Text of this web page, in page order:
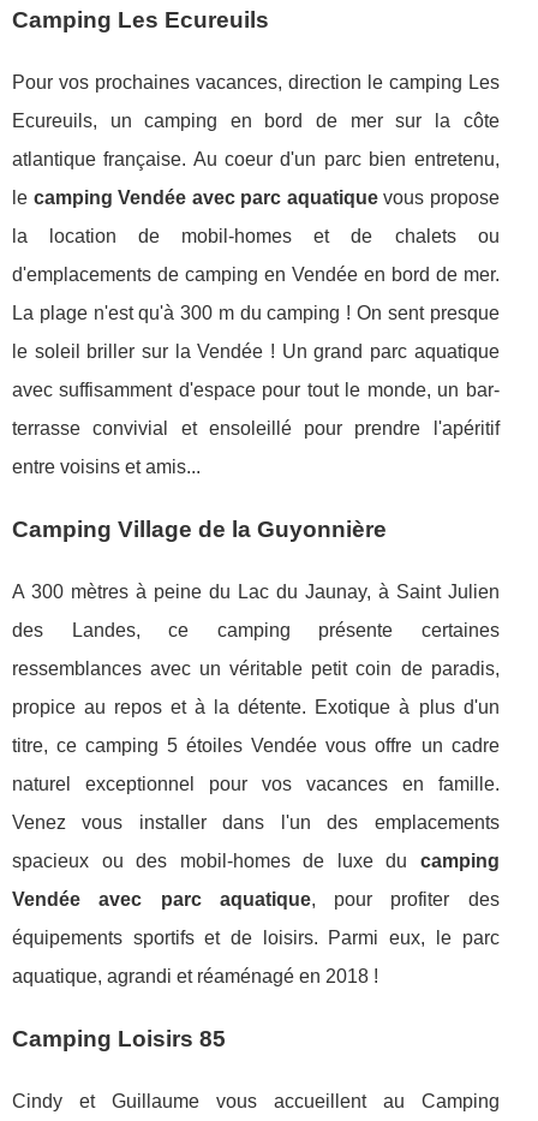
Camping Les Ecureuils
Pour vos prochaines vacances, direction le camping Les
Ecureuils, un camping en bord de mer sur la côte
atlantique française. Au coeur d'un parc bien entretenu,
le camping Vendée avec parc aquatiquevous propose
la location de mobil-homes et de chalets ou
d'emplacements de camping en Vendée en bord de mer.
La plage n'est qu'à 300 m du camping ! On sent presque
le soleil briller sur la Vendée ! Un grand parc aquatique
avec suffisamment d'espace pour tout le monde, un bar-
terrasse convivial et ensoleillé pour prendre l'apéritif
entre voisins et amis...
Camping Village de la Guyonnière
A 300 mètres à peine du Lac du Jaunay, à Saint Julien
des Landes, ce camping présente certaines
ressemblances avec un véritable petit coin de paradis,
propice au repos et à la détente. Exotique à plus d'un
titre, ce camping 5 étoiles Vendée vous offre un cadre
naturel exceptionnel pour vos vacances en famille.
Venez vous installer dans l'un des emplacements
spacieux ou des mobil-homes de luxe du camping
Vendée avec parc aquatique, pour profiter des
équipements sportifs et de loisirs. Parmi eux, le parc
aquatique, agrandi et réaménagé en 2018 !
Camping Loisirs 85
Cindy et Guillaume vous accueillent au Camping